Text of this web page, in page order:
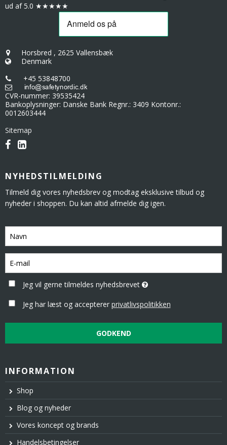
ud af 5.0 ★★★★★
Horsbred , 2625 Vallensbæk
Denmark
+45 53848700
CVR-nummer: 39535424
Bankoplysninger: Danske Bank Regnr.: 3409 Kontonr.:
0012603444
Sitemap
NYHEDSTILMELDING
Tilmeld dig vores nyhedsbrev og modtag eksklusive tilbud og
nyheder i shoppen. Du kan altid afmelde dig igen.
Jeg vil gerne tilmeldes nyhedsbrevet
Jeg har læst og accepterer privatlivspolitikken
GODKEND
INFORMATION
Shop
Blog og nyheder
Vores koncept og brands
Handelsbetingelser